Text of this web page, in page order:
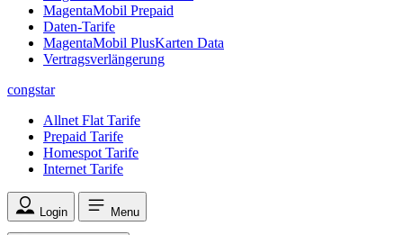
MagentaMobil Prepaid
Daten-Tarife
MagentaMobil PlusKarten Data
Vertragsverlängerung
congstar
Allnet Flat Tarife
Prepaid Tarife
Homespot Tarife
Internet Tarife
Login Menu